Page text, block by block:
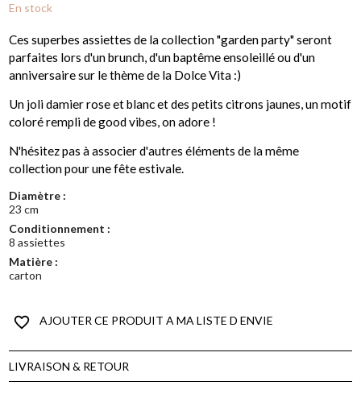
En stock
Ces superbes assiettes de la collection "garden party" seront
parfaites lors d'un brunch, d'un baptême ensoleillé ou d'un
anniversaire sur le thème de la Dolce Vita :)
Un joli damier rose et blanc et des petits citrons jaunes, un motif
coloré rempli de good vibes, on adore !
N'hésitez pas à associer d'autres éléments de la même
collection pour une fête estivale.
Diamètre :
23 cm
Conditionnement :
8 assiettes
Matière :
carton
favorite_border AJOUTER CE PRODUIT A MA LISTE D ENVIE
LIVRAISON & RETOUR